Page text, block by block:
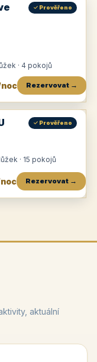
✓ Prověřeno
· 4 pokojů
Rezervovat →
✓ Prověřeno
· 15 pokojů
Rezervovat →
aktuální